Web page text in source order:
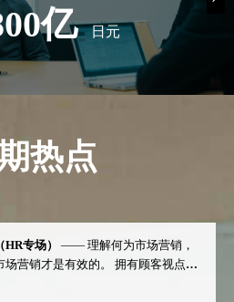
亿 日元
热点
HR专场） —— 理解何为市场营销，
场营销才是有效的。 拥有顾客视点，
开始出发。